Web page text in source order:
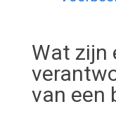
Wat zijn
van een